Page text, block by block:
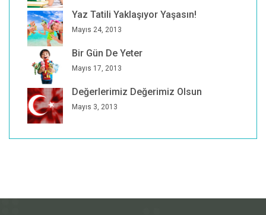
Yaz Tatili Yaklaşıyor Yaşasın!
Mayıs 24, 2013
Bir Gün De Yeter
Mayıs 17, 2013
Değerlerimiz Değerimiz Olsun
Mayıs 3, 2013